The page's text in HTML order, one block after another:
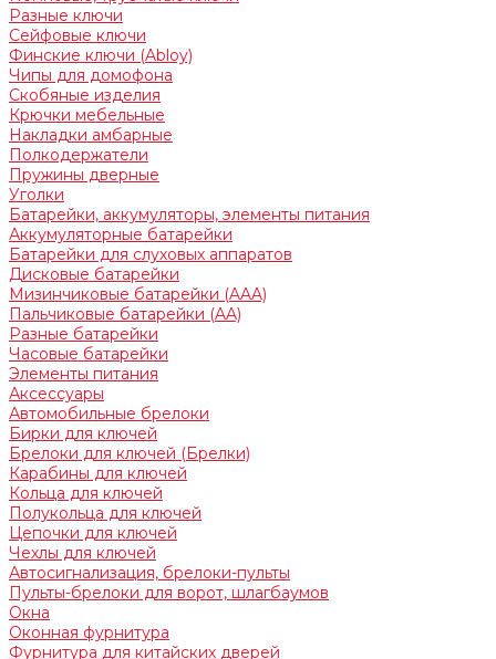
Разные ключи
Сейфовые ключи
Финские ключи (Abloy)
Чипы для домофона
Скобяные изделия
Крючки мебельные
Накладки амбарные
Полкодержатели
Пружины дверные
Уголки
Батарейки, аккумуляторы, элементы питания
Аккумуляторные батарейки
Батарейки для слуховых аппаратов
Дисковые батарейки
Мизинчиковые батарейки (AAA)
Пальчиковые батарейки (AA)
Разные батарейки
Часовые батарейки
Элементы питания
Аксессуары
Автомобильные брелоки
Бирки для ключей
Брелоки для ключей (Брелки)
Карабины для ключей
Кольца для ключей
Полукольца для ключей
Цепочки для ключей
Чехлы для ключей
Автосигнализация, брелоки-пульты
Пульты-брелоки для ворот, шлагбаумов
Окна
Оконная фурнитура
Фурнитура для китайских дверей